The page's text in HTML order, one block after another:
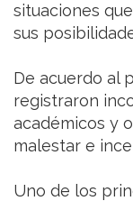
situaciones
sus
De acuerdo al
registraron
académicos y
malestar e
Uno de los